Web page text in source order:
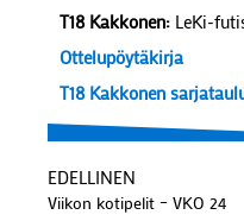
T18 Kakkonen: LeKi-
Ottelupöytäkirja
T18 Kakkonen
EDELLINEN
Viikon kotipelit – VKO 24